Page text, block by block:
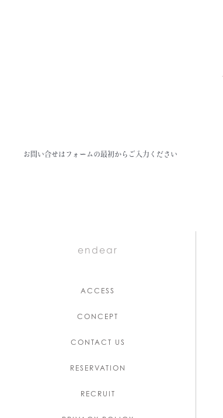
お問い合せはフォームの最初からご入力ください
endear
ACCESS
CONCEPT
CONTACT US
RESERVATION
RECRUIT